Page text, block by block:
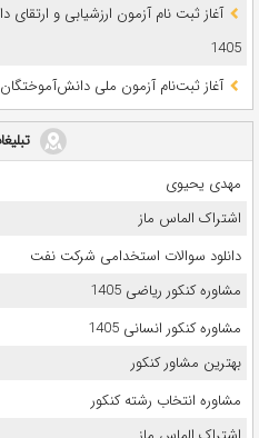
آغاز ثبت نام آزمون‌ ارزشیابی و
1405
آغاز ثبت‌نام آزمون ملی دانش‌آموختگان
مهدی یحیوی
اشتراک الماس ماز
دانلود سوالات استخدامی شرکت نفت
مشاوره کنکور ریاضی 1405
مشاوره کنکور انسانی 1405
بهترین مشاور کنکور
مشاوره انتخاب رشته کنکور